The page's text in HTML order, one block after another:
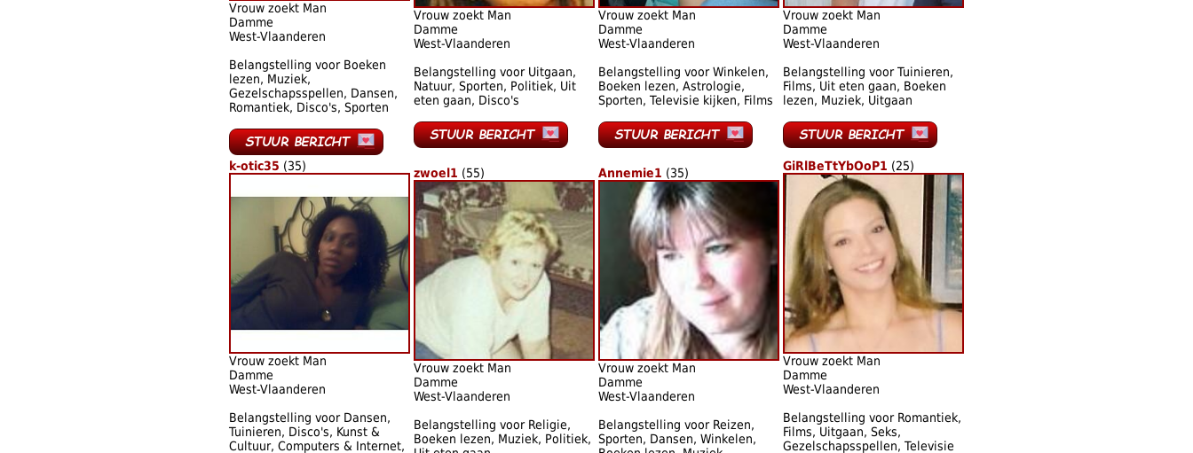
Vrouw zoekt Man
Damme
West-Vlaanderen
Belangstelling voor Boeken
lezen, Muziek,
Gezelschapsspellen, Dansen,
Romantiek, Disco's, Sporten
Vrouw zoekt Man
Damme
West-Vlaanderen
Belangstelling voor Uitgaan,
Natuur, Sporten, Politiek, Uit
eten gaan, Disco's
Vrouw zoekt Man
Damme
West-Vlaanderen
Belangstelling voor Winkelen,
Boeken lezen, Astrologie,
Sporten, Televisie kijken, Films
Vrouw zoekt Man
Damme
West-Vlaanderen
Belangstelling voor Tuinieren,
Films, Uit eten gaan, Boeken
lezen, Muziek, Uitgaan
k-otic35 (35)
Vrouw zoekt Man
Damme
West-Vlaanderen
Belangstelling voor Dansen,
Tuinieren, Disco's, Kunst &
Cultuur, Computers & Internet,
zwoel1 (55)
Vrouw zoekt Man
Damme
West-Vlaanderen
Belangstelling voor Religie,
Boeken lezen, Muziek, Politiek,
Annemie1 (35)
Vrouw zoekt Man
Damme
West-Vlaanderen
Belangstelling voor Reizen,
Sporten, Dansen, Winkelen,
GiRlBeTtYbOoP1 (25)
Vrouw zoekt Man
Damme
West-Vlaanderen
Belangstelling voor Romantiek,
Films, Uitgaan, Seks,
Gezelschapsspellen, Televisie